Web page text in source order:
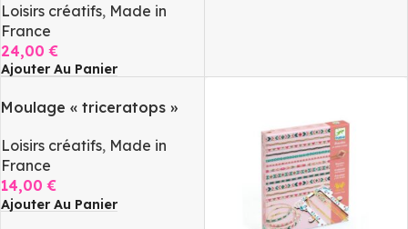
Loisirs créatifs, Made in
France
24,00€
Ajouter Au Panier
Moulage « triceratops »
Loisirs créatifs, Made in
France
14,00€
Ajouter Au Panier